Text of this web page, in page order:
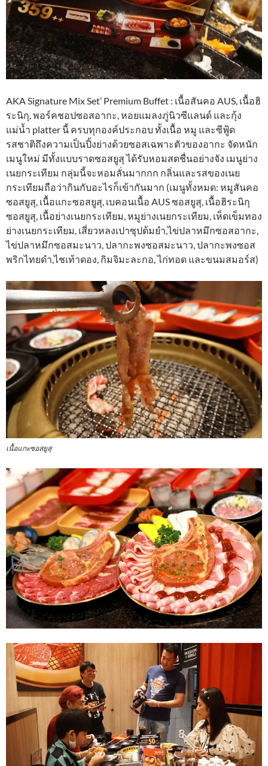
AKA Signature Mix Set’ Premium Buffet : เนื้อสันคอ AUS, เนื้อฮิ
ระนิกุ, พอร์คชอปซอสอากะ, หอยแมลงภู่นิวซีแลนด์ และกุ้ง
แม่น้ำ platter นี้ ครบทุกองค์ประกอบ ทั้งเนื้อ หมู และซีฟู้ด
รสชาติถึงความเป็นปิ้งย่างด้วยซอสเฉพาะตัวของอากะ จัดหนัก
เมนูใหม่ มีทั้งแบบราดซอสยูสุ ได้รับหอมสดชื่นอย่างจัง เมนูย่าง
เนยกระเทียม กลุ่มนี้จะหอมลั่นมากกก กลิ่นและรสของเนย
กระเทียมถือว่ากินกับอะไรก็เข้ากันมาก (เมนูทั้งหมด: หมูสันคอ
ซอสยูสุ, เนื้อแกะซอสยูสุ, เบคอนเนื้อ AUS ซอสยูสุ, เนื้อฮิระนิกุ
ซอสยูสุ, เนื้อย่างเนยกระเทียม, หมูย่างเนยกระเทียม, เห็ดเข็มทอง
ย่างเนยกระเทียม, เสี่ยวหลงเปาซุปต้มยำ,ไข่ปลาหมึกซอสอากะ,
ไข่ปลาหมึกซอสมะนาว, ปลากะพงซอสมะนาว, ปลากะพงซอส
พริกไทยดำ,ไชเท้าดอง, กิมจิมะละกอ, ไก่ทอด และขนมสมอร์ส)
เนื้อแกะซอสยูสุ